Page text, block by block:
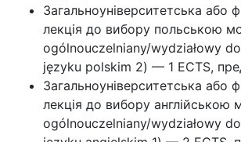
Загальноуніверситетська або
лекція до вибору польською
ogólnouczelniany/wydziałowy
języku polskim 2) — 1 ECTS,
Загальноуніверситетська або
лекція до вибору англійською
ogólnouczelniany/wydziałowy